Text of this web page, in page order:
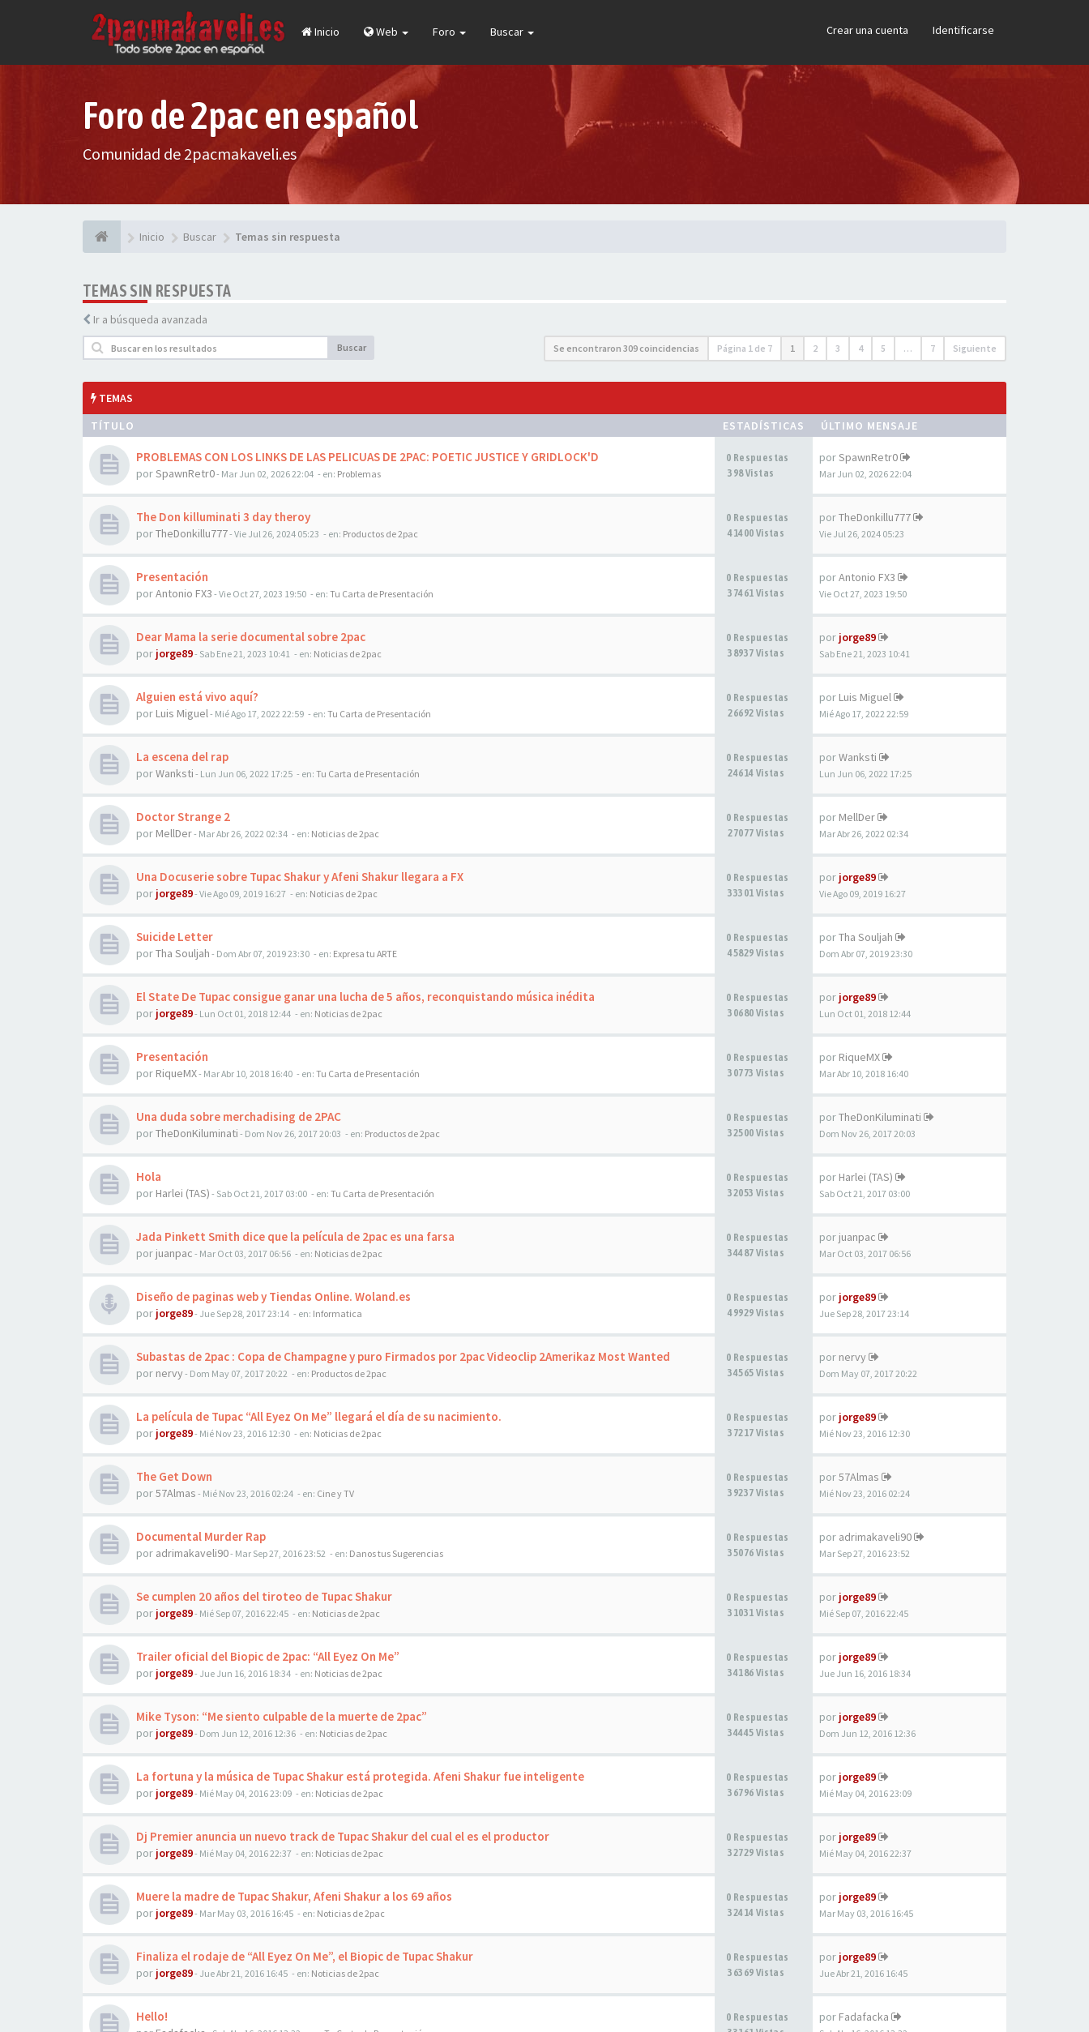
Inicio Web Foro Buscar Crear una cuenta Identificarse
Foro de 2pac en español
Comunidad de 2pacmakaveli.es
Inicio Buscar Temas sin respuesta
TEMAS SIN RESPUESTA
Ir a búsqueda avanzada
Buscar Se encontraron 309 coincidencias Página 1 de 7 1 2 3 4 5 … 7 Siguiente
TEMAS
TÍTULO
ESTADÍSTICAS ÚLTIMO MENSAJE
PROBLEMAS CON LOS LINKS DE LAS PELICUAS DE 2PAC: POETIC JUSTICE Y GRIDLOCK'D
porSpawnRetr0- Mar Jun 02, 2026 22:04 - en: Problemas
0 Respuestas
398 Vistas
porSpawnRetr0
Mar Jun 02, 2026 22:04
The Don killuminati 3 day theroy
porTheDonkillu777- Vie Jul 26, 2024 05:23 - en: Productos de 2pac
0 Respuestas
41400 Vistas
porTheDonkillu777
Vie Jul 26, 2024 05:23
Presentación
porAntonio FX3 - Vie Oct 27, 2023 19:50 - en: Tu Carta de Presentación
0 Respuestas
37461 Vistas
porAntonio FX3
Vie Oct 27, 2023 19:50
Dear Mama la serie documental sobre 2pac
por jorge89- Sab Ene 21, 2023 10:41 - en: Noticias de 2pac
0 Respuestas
38937 Vistas
por jorge89
Sab Ene 21, 2023 10:41
Alguien está vivo aquí?
por Luis Miguel- Mié Ago 17, 2022 22:59 - en: Tu Carta de Presentación
0 Respuestas
26692 Vistas
por Luis Miguel
Mié Ago 17, 2022 22:59
La escena del rap
porWanksti - Lun Jun 06, 2022 17:25 - en: Tu Carta de Presentación
0 Respuestas
24614 Vistas
porWanksti
Lun Jun 06, 2022 17:25
Doctor Strange 2
por MellDer- Mar Abr 26, 2022 02:34 - en: Noticias de 2pac
0 Respuestas
27077 Vistas
por MellDer
Mar Abr 26, 2022 02:34
Una Docuserie sobre Tupac Shakur y Afeni Shakur llegara a FX
por jorge89- Vie Ago 09, 2019 16:27 - en: Noticias de 2pac
0 Respuestas
33301 Vistas
por jorge89
Vie Ago 09, 2019 16:27
Suicide Letter
porTha Souljah - Dom Abr 07, 2019 23:30 - en: Expresa tu ARTE
0 Respuestas
45829 Vistas
porTha Souljah
Dom Abr 07, 2019 23:30
El State De Tupac consigue ganar una lucha de 5 años, reconquistando música inédita
por jorge89- Lun Oct 01, 2018 12:44 - en: Noticias de 2pac
0 Respuestas
30680 Vistas
por jorge89
Lun Oct 01, 2018 12:44
Presentación
por RiqueMX- Mar Abr 10, 2018 16:40 - en: Tu Carta de Presentación
0 Respuestas
30773 Vistas
por RiqueMX
Mar Abr 10, 2018 16:40
Una duda sobre merchadising de 2PAC
porTheDonKiluminati - Dom Nov 26, 2017 20:03 - en: Productos de 2pac
0 Respuestas
32500 Vistas
porTheDonKiluminati
Dom Nov 26, 2017 20:03
Hola
por Harlei (TAS) - Sab Oct 21, 2017 03:00 - en: Tu Carta de Presentación
0 Respuestas
32053 Vistas
por Harlei (TAS)
Sab Oct 21, 2017 03:00
Jada Pinkett Smith dice que la película de 2pac es una farsa
por juanpac - Mar Oct 03, 2017 06:56 - en: Noticias de 2pac
0 Respuestas
34487 Vistas
por juanpac
Mar Oct 03, 2017 06:56
Diseño de paginas web y Tiendas Online. Woland.es
por jorge89- Jue Sep 28, 2017 23:14 - en: Informatica
0 Respuestas
49929 Vistas
por jorge89
Jue Sep 28, 2017 23:14
Subastas de 2pac : Copa de Champagne y puro Firmados por 2pac Videoclip 2Amerikaz Most Wanted
por nervy - Dom May 07, 2017 20:22 - en: Productos de 2pac
0 Respuestas
34565 Vistas
por nervy
Dom May 07, 2017 20:22
La película de Tupac “All Eyez On Me” llegará el día de su nacimiento.
por jorge89- Mié Nov 23, 2016 12:30 - en: Noticias de 2pac
0 Respuestas
37217 Vistas
por jorge89
Mié Nov 23, 2016 12:30
The Get Down
por57Almas - Mié Nov 23, 2016 02:24 - en: Cine y TV
0 Respuestas
39237 Vistas
por57Almas
Mié Nov 23, 2016 02:24
Documental Murder Rap
por adrimakaveli90- Mar Sep 27, 2016 23:52 - en: Danos tus Sugerencias
0 Respuestas
35076 Vistas
por adrimakaveli90
Mar Sep 27, 2016 23:52
Se cumplen 20 años del tiroteo de Tupac Shakur
por jorge89- Mié Sep 07, 2016 22:45 - en: Noticias de 2pac
0 Respuestas
31031 Vistas
por jorge89
Mié Sep 07, 2016 22:45
Trailer oficial del Biopic de 2pac: “All Eyez On Me”
por jorge89- Jue Jun 16, 2016 18:34 - en: Noticias de 2pac
0 Respuestas
34186 Vistas
por jorge89
Jue Jun 16, 2016 18:34
Mike Tyson: “Me siento culpable de la muerte de 2pac”
por jorge89- Dom Jun 12, 2016 12:36 - en: Noticias de 2pac
0 Respuestas
34445 Vistas
por jorge89
Dom Jun 12, 2016 12:36
La fortuna y la música de Tupac Shakur está protegida. Afeni Shakur fue inteligente
por jorge89- Mié May 04, 2016 23:09 - en: Noticias de 2pac
0 Respuestas
36796 Vistas
por jorge89
Mié May 04, 2016 23:09
Dj Premier anuncia un nuevo track de Tupac Shakur del cual el es el productor
por jorge89- Mié May 04, 2016 22:37 - en: Noticias de 2pac
0 Respuestas
32729 Vistas
por jorge89
Mié May 04, 2016 22:37
Muere la madre de Tupac Shakur, Afeni Shakur a los 69 años
por jorge89- Mar May 03, 2016 16:45 - en: Noticias de 2pac
0 Respuestas
32414 Vistas
por jorge89
Mar May 03, 2016 16:45
Finaliza el rodaje de “All Eyez On Me”, el Biopic de Tupac Shakur
por jorge89- Jue Abr 21, 2016 16:45 - en: Noticias de 2pac
0 Respuestas
36369 Vistas
por jorge89
Jue Abr 21, 2016 16:45
Hello!
0 Respuestas
por Fadafacka